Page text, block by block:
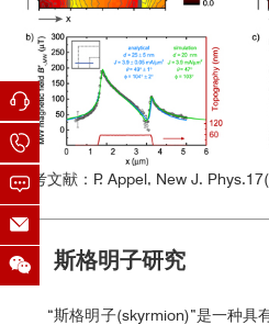
参考文献：P. Appel, New J.
■ 斯格明子研究
“斯格明子(skyrmion)”是一种具